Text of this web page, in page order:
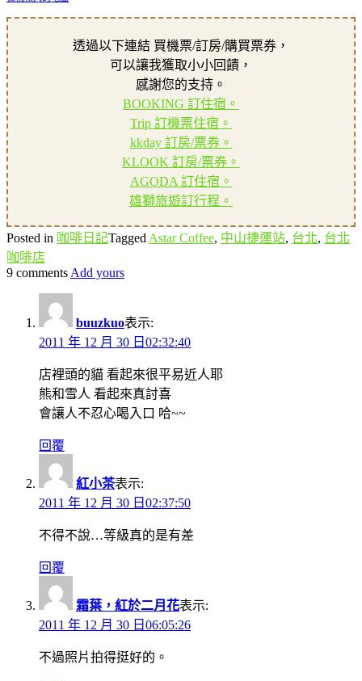
透過以下連結 買機票/訂房/購買票券，
可以讓我獲取小小回饋，
感謝您的支持。
BOOKING 訂住宿。
Trip 訂機票住宿。
kkday 訂房/票券。
KLOOK 訂房/票券。
AGODA 訂住宿。
雄獅旅遊訂行程。
Posted in 咖啡日記Tagged Astar Coffee, 中山捷運站, 台北, 台北
咖啡店
9 comments Add yours
buuzkuo表示:
2011 年 12 月 30 日02:32:40
店裡頭的貓 看起來很平易近人耶
熊和雪人 看起來真討喜
會讓人不忍心喝入口 哈~~
回覆
紅小茶表示:
2011 年 12 月 30 日02:37:50
不得不說…等級真的是有差
回覆
霜葉，紅於二月花表示:
2011 年 12 月 30 日06:05:26
不過照片拍得挺好的。